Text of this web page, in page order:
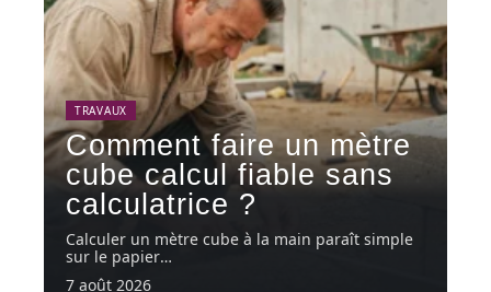
TRAVAUX
Comment faire un mètre
cube calcul fiable sans
calculatrice ?
Calculer un mètre cube à la main paraît simple
sur le papier…
7 août 2026